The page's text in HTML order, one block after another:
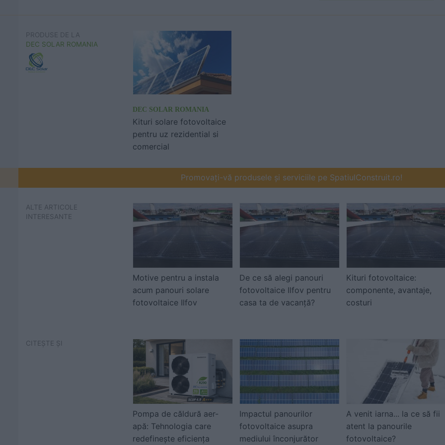
PRODUSE DE LA
DEC SOLAR ROMANIA
DEC SOLAR ROMANIA
Kituri solare fotovoltaice
pentru uz rezidential si
comercial
Promovați-vă produsele și serviciile pe SpatiulConstruit.ro!
ALTE ARTICOLE
INTERESANTE
Motive pentru a instala
acum panouri solare
fotovoltaice Ilfov
De ce să alegi panouri
fotovoltaice Ilfov pentru
casa ta de vacanță?
Kituri fotovoltaice:
componente, avantaje,
costuri
CITEȘTE ȘI
Pompa de căldură aer-
apă: Tehnologia care
redefinește eficiența
Impactul panourilor
fotovoltaice asupra
mediului înconjurător
A venit iarna... la ce să fii
atent la panourile
fotovoltaice?